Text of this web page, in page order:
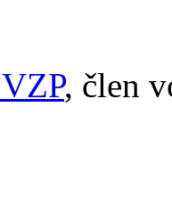
, člen